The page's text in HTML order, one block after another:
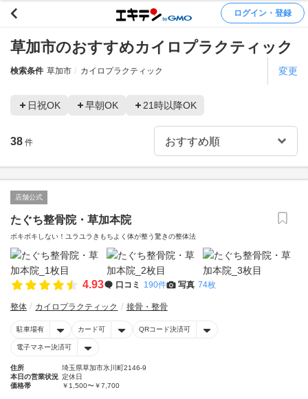
ログイン・登録
草加市のおすすめカイロプラクティック
検索条件 草加市 カイロプラクティック 変更
日祝OK 早朝OK 21時以降OK
38 件
店舗公式
たぐち整骨院・草加本院
ボキボキしない！ユラユラきもちよく体が整う驚きの整体法
4.93 口コミ 190件 写真 74枚
整体 カイロプラクティック 接骨・整骨
駐車場有 カード可 QRコード決済可
電子マネー決済可
住所
埼玉県草加市氷川町2146-9
本日の営業状況 定休日
価格帯
￥1,500〜￥7,700